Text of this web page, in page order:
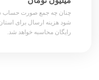
شود هزینه ارسال برای
رایگان محاسبه خواهد شد.